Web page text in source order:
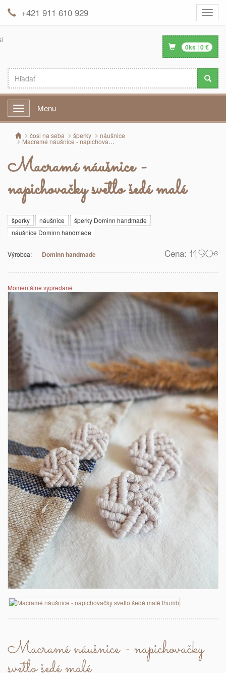
Toggle
+421 911 610 929
0ks |0€
Menu Menu
čosi na seba šperky náušnice
Macramé náušnice - napichovačky svetlo šedé malé
Macramé náušnice -
napichovačky svetlo šedé malé
šperky náušnice
šperky Dominn handmade
náušnice Dominn handmade
Výrobca: Dominn handmade Cena: 11,90€
Momentálne vypredané
Macramé náušnice - napichovačky